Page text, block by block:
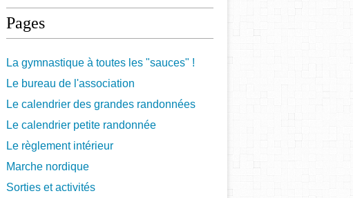
Pages
La gymnastique à toutes les "sauces" !
Le bureau de l'association
Le calendrier des grandes randonnées
Le calendrier petite randonnée
Le règlement intérieur
Marche nordique
Sorties et activités